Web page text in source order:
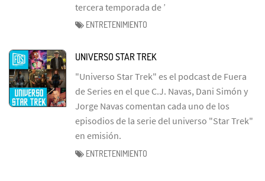
tercera temporada de ’
ENTRETENIMIENTO
UNIVERSO STAR TREK
"Universo Star Trek" es el podcast de Fuera
de Series en el que C.J. Navas, Dani Simón y
Jorge Navas comentan cada uno de los
episodios de la serie del universo "Star Trek"
en emisión.
ENTRETENIMIENTO